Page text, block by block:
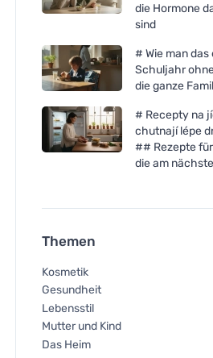
Urtekram Baby-
Schonwaschemulsion 250ml
BIO, VEG
die Hormone
sind
# Wie man das
Schuljahr
die ganze
# Recepty na
chutnají lépe
## Rezepte
die am
Themen
Kosmetik
Gesundheit
Lebensstil
Mutter und Kind
Das Heim